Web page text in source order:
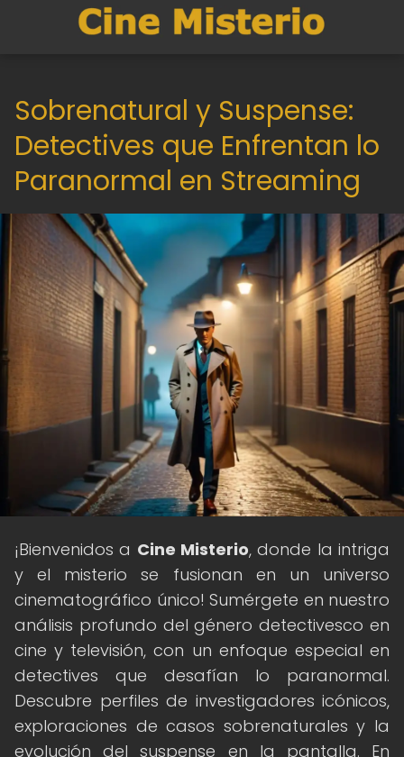
Sobrenatural y Suspense:
Detectives que Enfrentan lo
Paranormal en Streaming
¡Bienvenidos a Cine Misterio, donde la intriga
y el misterio se fusionan en un universo
cinematográfico único! Sumérgete en nuestro
análisis profundo del género detectivesco en
cine y televisión, con un enfoque especial en
detectives que desafían lo paranormal.
Descubre perfiles de investigadores icónicos,
exploraciones de casos sobrenaturales y la
evolución del suspense en la pantalla. En